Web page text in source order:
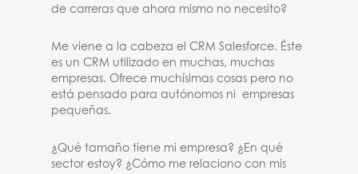
de carreras que ahora mismo no necesito?
Me viene a la cabeza el CRM Salesforce. Éste
es un CRM utilizado en muchas, muchas
empresas. Ofrece muchísimas cosas pero no
está pensado para autónomos ni empresas
pequeñas.
¿Qué tamaño tiene mi empresa? ¿En qué
sector estoy? ¿Cómo me relaciono con mis